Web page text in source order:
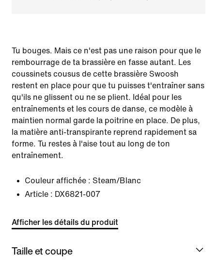
Tu bouges. Mais ce n'est pas une raison pour que le
rembourrage de ta brassière en fasse autant. Les
coussinets cousus de cette brassière Swoosh
restent en place pour que tu puisses t'entraîner sans
qu'ils ne glissent ou ne se plient. Idéal pour les
entraînements et les cours de danse, ce modèle à
maintien normal garde la poitrine en place. De plus,
la matière anti-transpirante reprend rapidement sa
forme. Tu restes à l'aise tout au long de ton
entraînement.
Couleur affichée : Steam/Blanc
Article : DX6821-007
Afficher les détails du produit
Taille et coupe